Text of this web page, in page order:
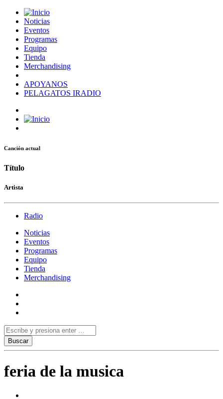
Noticias
Eventos
Programas
Equipo
Tienda
Merchandising
APOYANOS
PELAGATOS IRADIO
Canción actual
Título
Artista
Radio
Noticias
Eventos
Programas
Equipo
Tienda
Merchandising
feria de la musica